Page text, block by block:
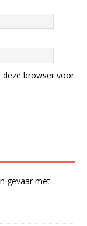
deze browser voor
gevaar met